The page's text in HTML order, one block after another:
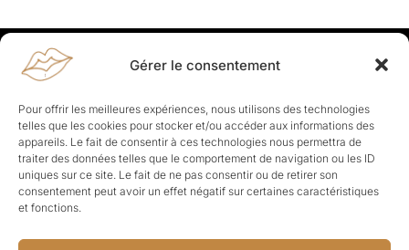
Gérer le consentement
Pour offrir les meilleures expériences, nous utilisons des technologies
telles que les cookies pour stocker et/ou accéder aux informations des
appareils. Le fait de consentir à ces technologies nous permettra de
traiter des données telles que le comportement de navigation ou les ID
uniques sur ce site. Le fait de ne pas consentir ou de retirer son
consentement peut avoir un effet négatif sur certaines caractéristiques
et fonctions.
Rapporteuses
À propos de Rapporteuses :Rapporteuses, c’est l’histoire de
Parisiennes, bien dans leurs baskets qui aiment rapporter ce qui leur
cause, leur apporte et leur rapporte !
Les Topics
Société Politique Business Culture
Sport
Lifestyle